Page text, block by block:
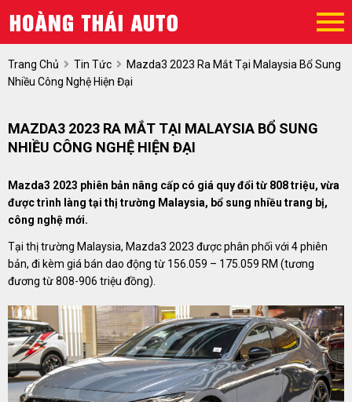
Trang Chủ Tin Tức
Mazda3 2023 Ra Mắt Tại Malaysia Bổ Sung
Nhiều Công Nghệ Hiện Đại
MAZDA3 2023 RA MẮT TẠI MALAYSIA BỔ SUNG
NHIỀU CÔNG NGHỆ HIỆN ĐẠI
Mazda3 2023 phiên bản nâng cấp có giá quy đổi từ 808 triệu, vừa
được trình làng tại thị trường Malaysia, bổ sung nhiều trang bị,
công nghệ mới.
Tại thị trường Malaysia, Mazda3 2023 được phân phối với 4 phiên
bản, đi kèm giá bán dao động từ 156.059 – 175.059 RM (tương
đương từ 808-906 triệu đồng).